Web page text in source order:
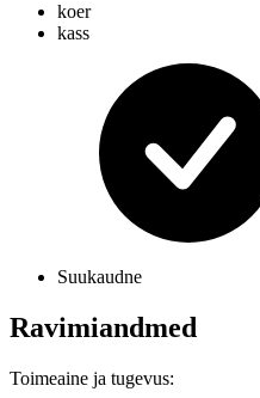
koer
kass
Suukaudne
Ravimiandmed
Toimeaine ja tugevus: